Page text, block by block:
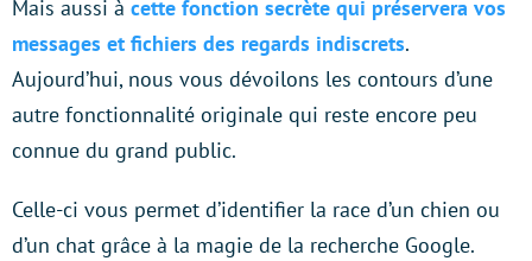
Mais aussi à cette fonction secrète qui préservera vos
messages et fichiers des regards indiscrets.
Aujourd’hui, nous vous dévoilons les contours d’une
autre fonctionnalité originale qui reste encore peu
connue du grand public.
Celle-ci vous permet d’identifier la race d’un chien ou
d’un chat grâce à la magie de la recherche Google.